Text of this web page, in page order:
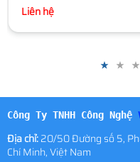
Liên hệ
Công Ty TNHH Công Nghệ
Địa chỉ:20/50 Đường số 5,
Chí Minh, Việt Nam